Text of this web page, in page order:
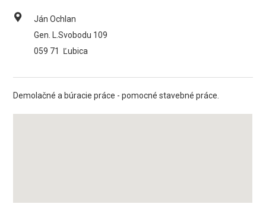
Ján Ochlan
Gen. L.Svobodu 109
059 71
Ľubica
Demolačné a búracie práce - pomocné stavebné práce.